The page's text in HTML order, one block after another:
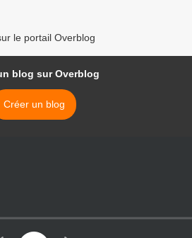
le portail Overblog
blog sur Overblog
Créer un blog